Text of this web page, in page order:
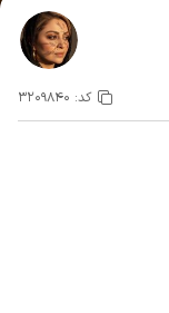
کد: 3209840